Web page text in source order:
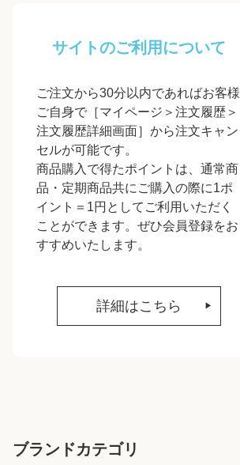
サイトのご利用について
ご注文から30分以内であればお客様
ご自身で［マイページ＞注文履歴＞
注文履歴詳細画面］から注文キャン
セルが可能です。
商品購入で得たポイントは、通常商
品・定期商品共にご購入の際に1ポ
イント＝1円としてご利用いただく
ことができます。ぜひ会員登録をお
すすめいたします。
詳細はこちら
ブランドカテゴリ